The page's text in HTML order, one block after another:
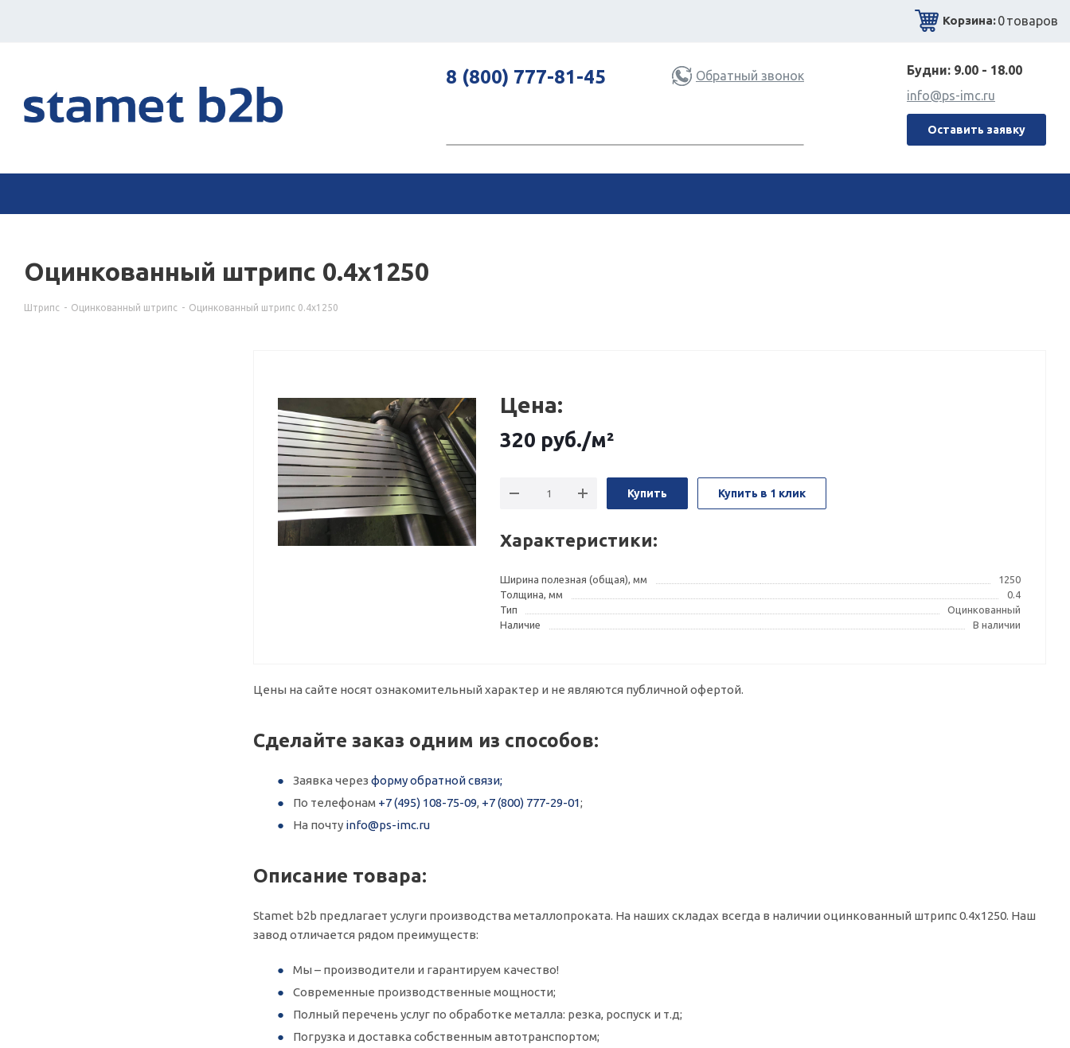
Корзина:0товаров
8 (800) 777-81-45 Обратный звонок
Будни: 9.00 - 18.00
info@ps-imc.ru
Оставить заявку
Оцинкованный штрипс 0.4х1250
Штрипс - Оцинкованный штрипс - Оцинкованный штрипс 0.4х1250
Цена:
320 руб./м²
Купить Купить в 1 клик
Характеристики:
Ширина полезная (общая), мм
1250
Толщина, мм
0.4
Тип
Оцинкованный
Наличие
В наличии
Цены на сайте носят ознакомительный характер и не являются публичной офертой.
Сделайте заказ одним из способов:
Заявка через форму обратной связи;
По телефонам +7 (495) 108-75-09, +7 (800) 777-29-01;
На почту info@ps-imc.ru
Описание товара:
Stamet b2b предлагает услуги производства металлопроката. На наших складах всегда в наличии оцинкованный штрипс 0.4х1250. Наш
завод отличается рядом преимуществ:
Мы – производители и гарантируем качество!
Современные производственные мощности;
Полный перечень услуг по обработке металла: резка, роспуск и т.д;
Погрузка и доставка собственным автотранспортом;